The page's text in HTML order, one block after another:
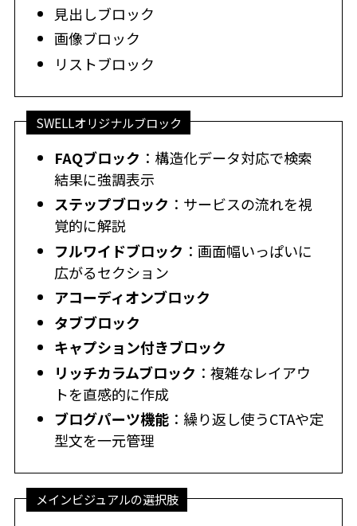
見出しブロック
画像ブロック
リストブロック
SWELLオリジナルブロック
FAQブロック ：構造化データ対応で検索
結果に強調表示
ステップブロック ：サービスの流れを視
覚的に解説
フルワイドブロック ：画面幅いっぱいに
広がるセクション
アコーディオンブロック
タブブロック
キャプション付きブロック
リッチカラムブロック ：複雑なレイアウ
トを直感的に作成
ブログパーツ機能 ：繰り返し使うCTAや定
型文を一元管理
メインビジュアルの選択肢